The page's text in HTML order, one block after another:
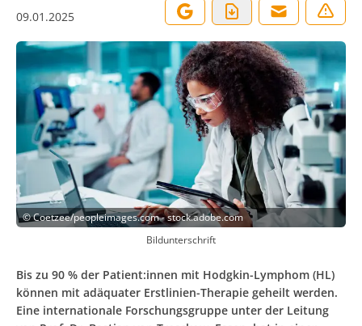
09.01.2025
©Coetzee/peopleimages.com - stock.adobe.com
Bildunterschrift
Bis zu 90 % der Patient:innen mit Hodgkin-Lymphom (HL)
können mit adäquater Erstlinien-Therapie geheilt werden.
Eine internationale Forschungsgruppe unter der Leitung